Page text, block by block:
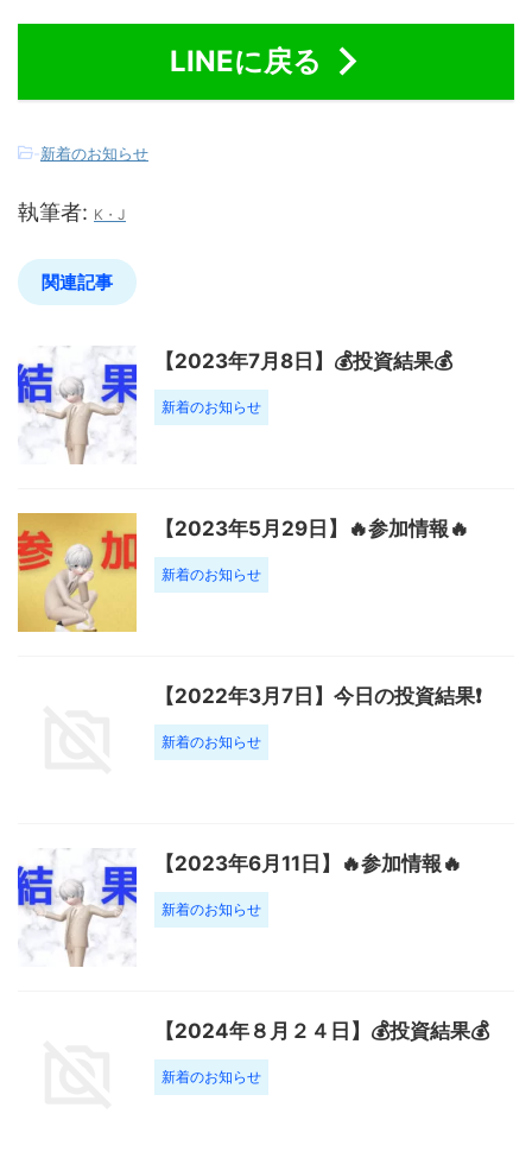
LINEに戻る
-新着のお知らせ
執筆者: K・J
関連記事
【2023年7月8日】💰投資結果💰
新着のお知らせ
【2023年5月29日】🔥参加情報🔥
新着のお知らせ
【2022年3月7日】今日の投資結果❗️
新着のお知らせ
【2023年6月11日】🔥参加情報🔥
新着のお知らせ
【2024年８月２４日】💰投資結果💰
新着のお知らせ